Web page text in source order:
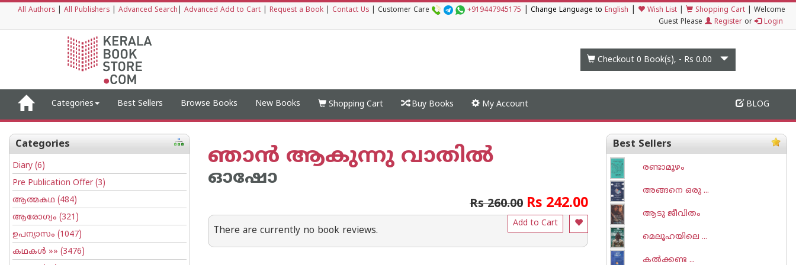
All Authors All Publishers Advanced Search Advanced Add to Cart Request a Book Contact Us Customer Care +919447945175 Change Language to English Wish List Shopping Cart
Welcome
Guest Please
Register or Login
Checkout 0 Book(s), - Rs 0.00
Categories Best Sellers Browse Books New Books Shopping Cart Buy Books My Account BLOG
Categories
Diary (6)
Pre Publication Offer(3)
ആത്മകഥ (484)
ആരോഗ്യം (321)
ഉപന്യാസം (1047)
കഥകള്‍ »» (3476)
ഞാന്‍ ആകുന്നു വാതില്‍
ഓഷോ
Rs 260.00 Rs 242.00
Add to Cart
There are currently no book reviews.
Best Sellers
രണ്ടാമൂഴം
അങ്ങനെ ഒരു ...
ആടു ജീവിതം
മെലൂഹയിലെ ...
കല്‍ക്കണ്ട ...